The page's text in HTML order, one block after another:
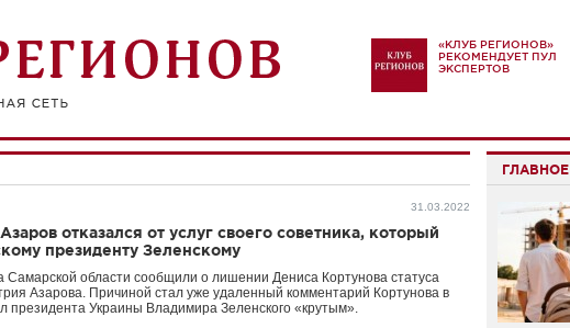
«КЛУБ РЕГИОНОВ»
РЕКОМЕНДУЕТ ПУЛ
ЭКСПЕРТОВ
31.03.2022
отказался от услуг своего советника, который
президенту Зеленскому
Самарской области сообщили о лишении Дениса Кортунова статуса
Азарова. Причиной стал уже удаленный комментарий Кортунова в
президента Украины Владимира Зеленского «крутым».
ГЛАВНОЕ